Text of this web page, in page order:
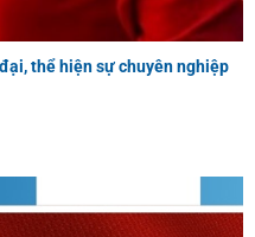
thể hiện sự chuyên nghiệp